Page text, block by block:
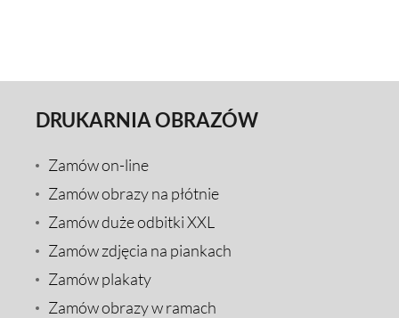
DRUKARNIA OBRAZÓW
Zamów on-line
Zamów obrazy na płótnie
Zamów duże odbitki XXL
Zamów zdjęcia na piankach
Zamów plakaty
Zamów obrazy w ramach